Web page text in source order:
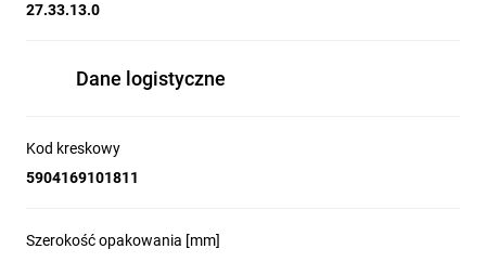
27.33.13.0
Dane logistyczne
Kod kreskowy
5904169101811
Szerokość opakowania [mm]